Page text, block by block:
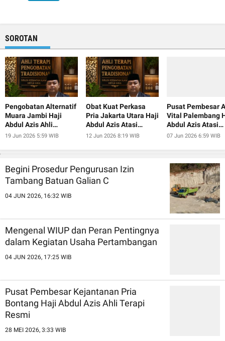
SOROTAN
Pengobatan Alternatif
Muara Jambi Haji
Abdul Azis Ahli
Pembesar Alat Vital
19 Jun 2026 5:59 WIB
Obat Kuat Perkasa
Pria Jakarta Utara Haji
Abdul Azis Atasi
Ejakulasi Dini
12 Jun 2026 8:19 WIB
Pusat Pembesar
Vital Palembang
Abdul Azis Atasi
Ejakulasi Dini
07 Jun 2026 6:59 WIB
Begini Prosedur Pengurusan Izin
Tambang Batuan Galian C
04 JUN 2026, 16:32 WIB
Mengenal WIUP dan Peran Pentingnya
dalam Kegiatan Usaha Pertambangan
04 JUN 2026, 17:25 WIB
Pusat Pembesar Kejantanan Pria
Bontang Haji Abdul Azis Ahli Terapi
Resmi
28 MEI 2026, 3:33 WIB